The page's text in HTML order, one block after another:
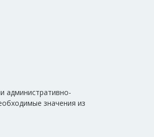
административно-
значения из